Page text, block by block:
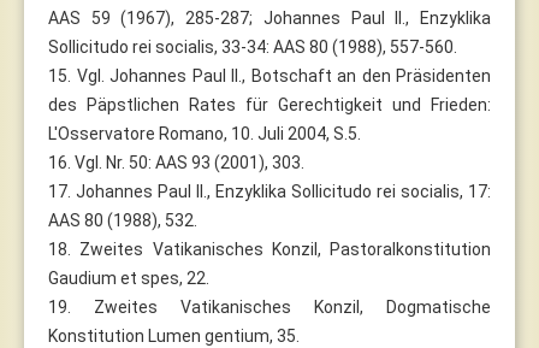
AAS 59 (1967), 285-287; Johannes Paul II., Enzyklika
Sollicitudo rei socialis, 33-34: AAS 80 (1988), 557-560.
15. Vgl. Johannes Paul II., Botschaft an den Präsidenten
des Päpstlichen Rates für Gerechtigkeit und Frieden:
L'Osservatore Romano, 10. Juli 2004, S.5.
16. Vgl. Nr. 50: AAS 93 (2001), 303.
17. Johannes Paul II., Enzyklika Sollicitudo rei socialis, 17:
AAS 80 (1988), 532.
18. Zweites Vatikanisches Konzil, Pastoralkonstitution
Gaudium et spes, 22.
19. Zweites Vatikanisches Konzil, Dogmatische
Konstitution Lumen gentium, 35.